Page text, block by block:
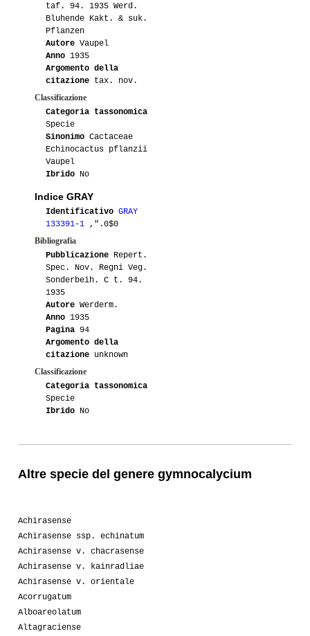
06-2011 Luca
Patra
07-2010 Antonietta
07-2010 Luca
06-2010 Speluc47
02-2010
07-2009 Nataly
07-2009 Antonietta
07-2008 Beppe58
07-2008
07-2008 Antonietta
07-2008 Tonino
05-2008
03-2008 Odino_84
taf. 94. 1935 Werd.
Bluhende Kakt. & suk.
Pflanzen
Autore Vaupel
Anno 1935
Argomento della
citazione tax. nov.
Classificazione
Categoria tassonomica
Specie
Sinonimo Cactaceae
Echinocactus pflanzii
Vaupel
Ibrido No
Indice GRAY
Identificativo GRAY
133391-1 ,".0$0
Bibliografia
Pubblicazione Repert.
Spec. Nov. Regni Veg.
Sonderbeih. C t. 94.
1935
Autore Werderm.
Anno 1935
Pagina 94
Argomento della
citazione unknown
Classificazione
Categoria tassonomica
Specie
Ibrido No
Altre specie del genere gymnocalycium
Achirasense
Achirasense ssp. echinatum
Achirasense v. chacrasense
Achirasense v. kainradliae
Achirasense v. orientale
Acorrugatum
Alboareolatum
Altagraciense